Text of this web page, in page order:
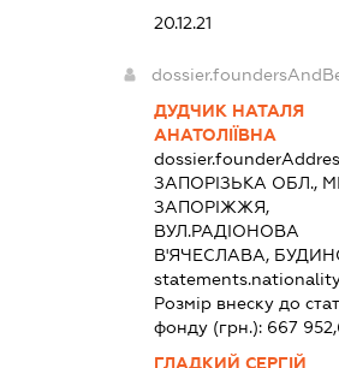
20.12.21
ДУДЧИК НАТАЛЯ
АНАТОЛІЇВНА
ЗАПОРІЗЬКА ОБЛ.,
ЗАПОРІЖЖЯ,
ВУЛ.РАДІОНОВА
В'ЯЧЕСЛАВА,
Розмір внеску до
фонду (грн.): 667
ГЛАДКИЙ СЕРГІЙ